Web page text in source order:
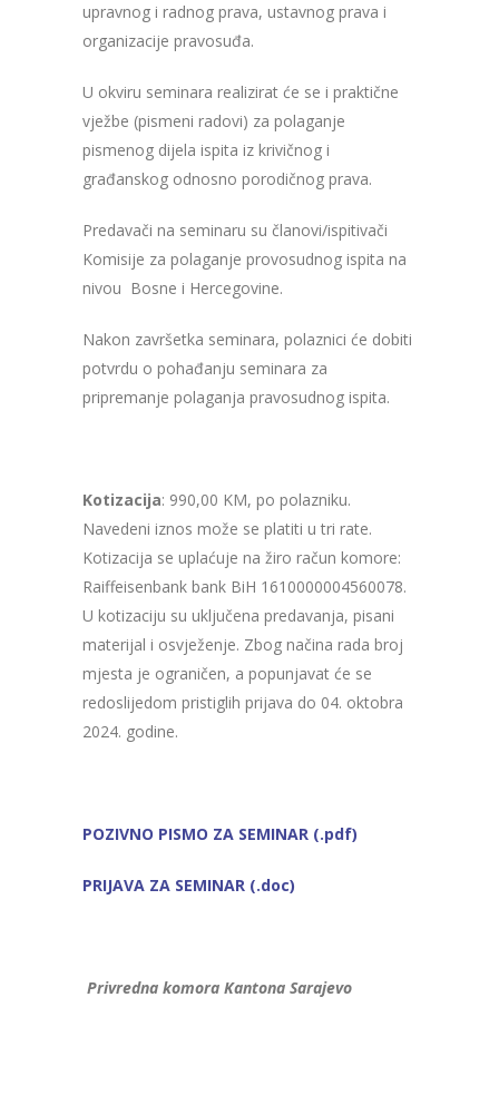
upravnog i radnog prava, ustavnog prava i
organizacije pravosuđa.
U okviru seminara realizirat će se i praktične
vježbe (pismeni radovi) za polaganje
pismenog dijela ispita iz krivičnog i
građanskog odnosno porodičnog prava.
Predavači na seminaru su članovi/ispitivači
Komisije za polaganje provosudnog ispita na
nivou Bosne i Hercegovine.
Nakon završetka seminara, polaznici će dobiti
potvrdu o pohađanju seminara za
pripremanje polaganja pravosudnog ispita.
Kotizacija: 990,00 KM, po polazniku.
Navedeni iznos može se platiti u tri rate.
Kotizacija se uplaćuje na žiro račun komore:
Raiffeisenbank bank BiH 1610000004560078.
U kotizaciju su uključena predavanja, pisani
materijal i osvježenje. Zbog načina rada broj
mjesta je ograničen, a popunjavat će se
redoslijedom pristiglih prijava do 04. oktobra
2024. godine.
POZIVNO PISMO ZA SEMINAR (.pdf)
PRIJAVA ZA SEMINAR (.doc)
Privredna komora Kantona Sarajevo